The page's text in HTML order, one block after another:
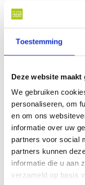
Toestemming
Deze website
We gebruiken
personaliseren, om
en om ons
informatie over uw
partners voor social
partners kunnen
informatie die u aan
verzameld op basis
Bekijk artikel